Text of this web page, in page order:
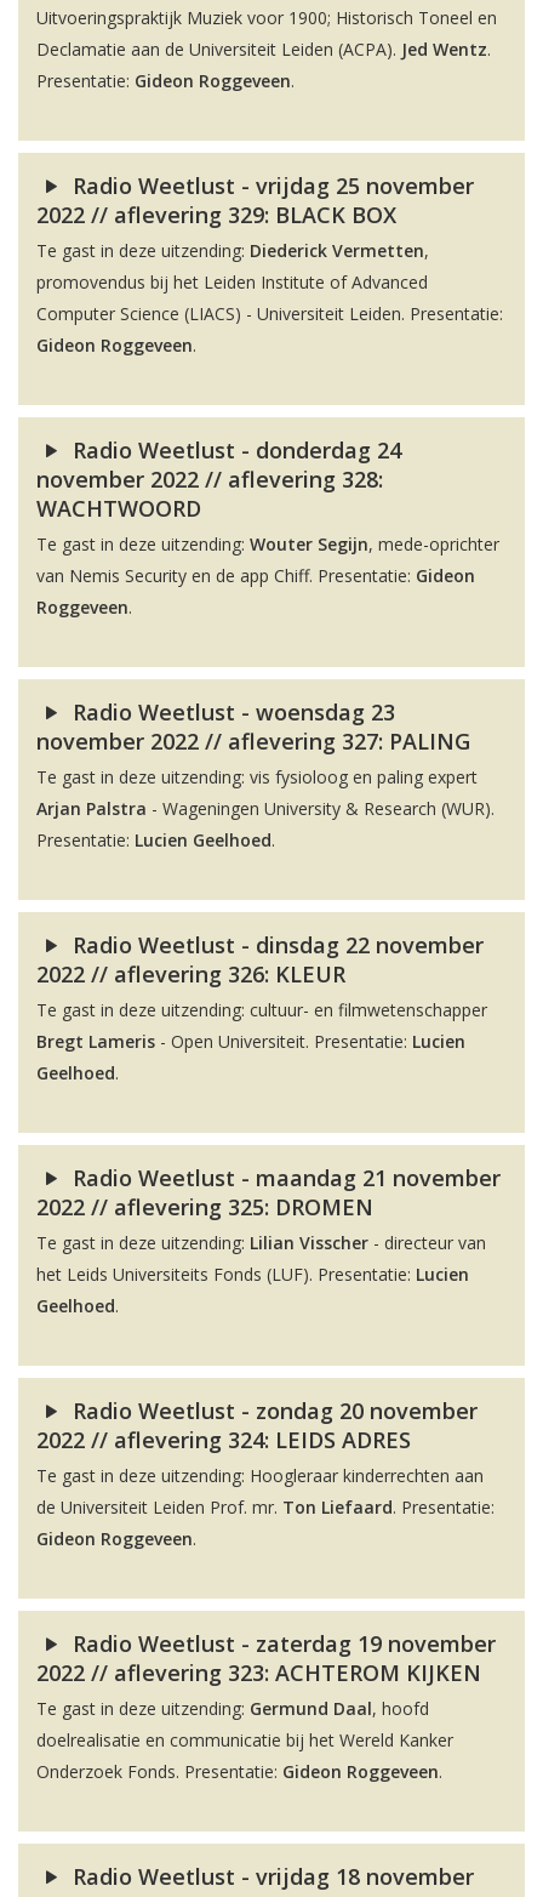
Uitvoeringspraktijk Muziek voor 1900; Historisch Toneel en
Declamatie aan de Universiteit Leiden (ACPA). Jed Wentz.
Presentatie: Gideon Roggeveen.
Radio Weetlust - vrijdag 25 november
2022 // aflevering 329: BLACK BOX
Te gast in deze uitzending: Diederick Vermetten,
promovendus bij het Leiden Institute of Advanced
Computer Science (LIACS) - Universiteit Leiden. Presentatie:
Gideon Roggeveen.
Radio Weetlust - donderdag 24
november 2022 // aflevering 328:
WACHTWOORD
Te gast in deze uitzending: Wouter Segijn, mede-oprichter
van Nemis Security en de app Chiff. Presentatie: Gideon
Roggeveen.
Radio Weetlust - woensdag 23
november 2022 // aflevering 327: PALING
Te gast in deze uitzending: vis fysioloog en paling expert
Arjan Palstra - Wageningen University & Research (WUR).
Presentatie: Lucien Geelhoed.
Radio Weetlust - dinsdag 22 november
2022 // aflevering 326: KLEUR
Te gast in deze uitzending: cultuur- en filmwetenschapper
Bregt Lameris - Open Universiteit. Presentatie: Lucien
Geelhoed.
Radio Weetlust - maandag 21 november
2022 // aflevering 325: DROMEN
Te gast in deze uitzending: Lilian Visscher - directeur van
het Leids Universiteits Fonds (LUF). Presentatie: Lucien
Geelhoed.
Radio Weetlust - zondag 20 november
2022 // aflevering 324: LEIDS ADRES
Te gast in deze uitzending: Hoogleraar kinderrechten aan
de Universiteit Leiden Prof. mr. Ton Liefaard. Presentatie:
Gideon Roggeveen.
Radio Weetlust - zaterdag 19 november
2022 // aflevering 323: ACHTEROM KIJKEN
Te gast in deze uitzending: Germund Daal, hoofd
doelrealisatie en communicatie bij het Wereld Kanker
Onderzoek Fonds. Presentatie: Gideon Roggeveen.
Radio Weetlust - vrijdag 18 november